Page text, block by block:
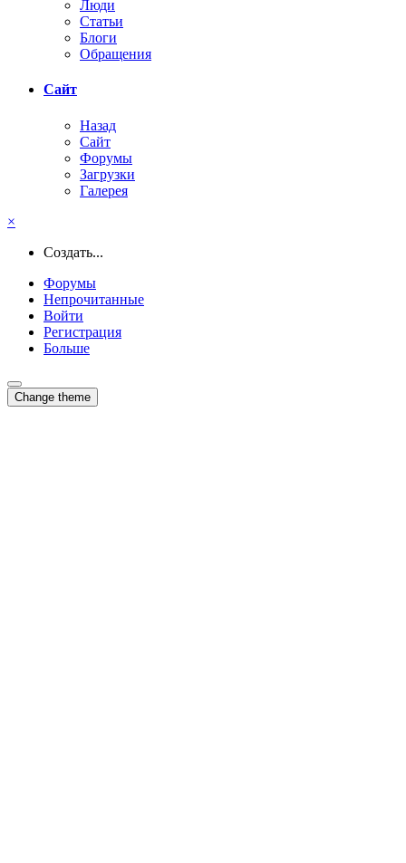
Люди
Статьи
Блоги
Обращения
Сайт
Назад
Сайт
Форумы
Загрузки
Галерея
×
Создать...
Форумы
Непрочитанные
Войти
Регистрация
Больше
Change theme